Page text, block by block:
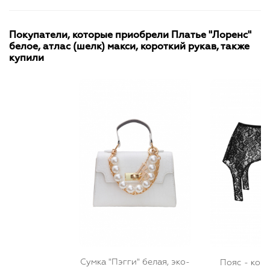
Покупатели, которые приобрели Платье "Лоренс"
белое, атлас (шелк) макси, короткий рукав, также
купили
Сумка "Пэгги" белая, эко-
Пояс -